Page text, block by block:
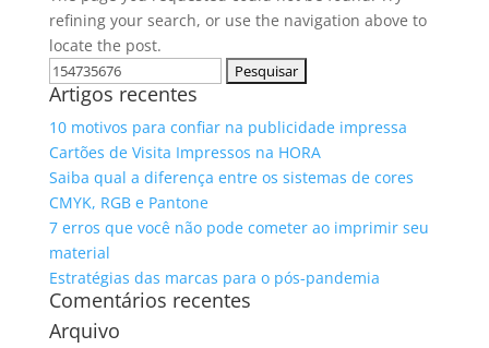
refining your search, or use the navigation above to
locate the post.
Pesquisar
por:
Artigos recentes
10 motivos para confiar na publicidade impressa
Cartões de Visita Impressos na HORA
Saiba qual a diferença entre os sistemas de cores
CMYK, RGB e Pantone
7 erros que você não pode cometer ao imprimir seu
material
Estratégias das marcas para o pós-pandemia
Comentários recentes
Arquivo